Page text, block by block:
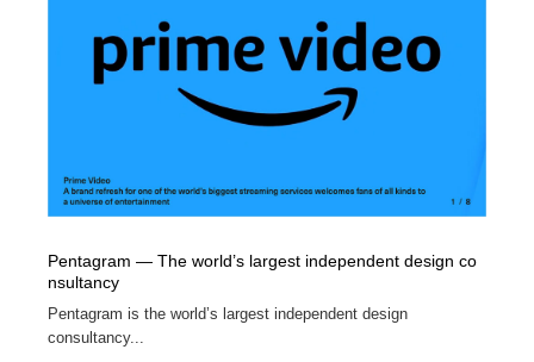
Pentagram — The world’s largest independent design co
nsultancy
Pentagram is the world’s largest independent design
consultancy...